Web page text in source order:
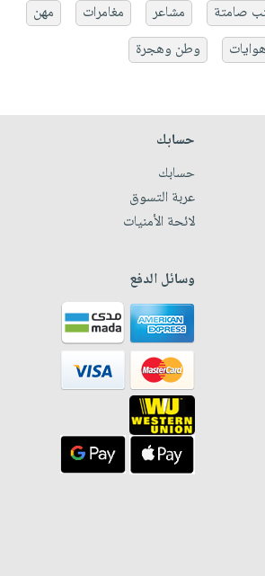
صامتة مشاعر مغامرات
مهن
هوايات
وطن وهجرة
حسابك
حسابك
عربة التسوق
لائحة الأمنيات
وسائل الدفع